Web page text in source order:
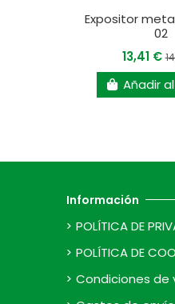
Expositor
02
13,41 €
Añadir
Información
POLÍTICA DE
POLÍTICA DE
Condiciones de